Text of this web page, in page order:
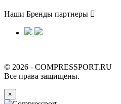
Наши Бренды партнеры 
© 2026 - COMPRESSPORT.RU
Все права защищены.
×